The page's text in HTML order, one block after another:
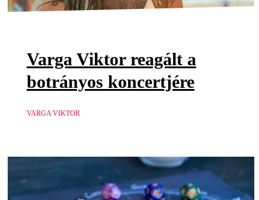
Varga Viktor reagált a
botrányos koncertjére
VARGA VIKTOR